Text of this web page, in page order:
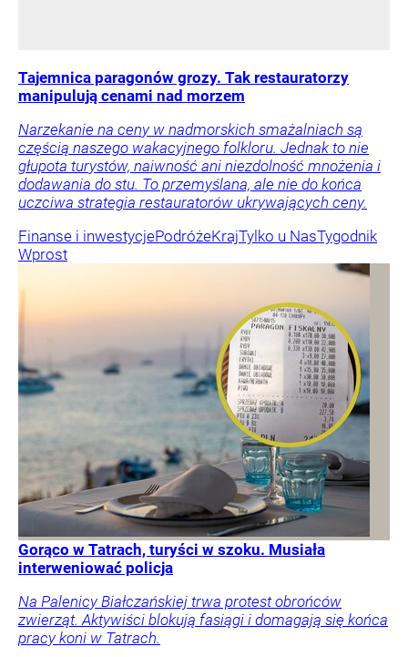
Tajemnica paragonów grozy. Tak restauratorzy
manipulują cenami nad morzem
Narzekanie na ceny w nadmorskich smażalniach są
częścią naszego wakacyjnego folkloru. Jednak to nie
głupota turystów, naiwność ani niezdolność mnożenia i
dodawania do stu. To przemyślana, ale nie do końca
uczciwa strategia restauratorów ukrywających ceny.
Finanse i inwestycjePodróżeKrajTylko u NasTygodnik
Wprost
Gorąco w Tatrach, turyści w szoku. Musiała
interweniować policja
Na Palenicy Białczańskiej trwa protest obrońców
zwierząt. Aktywiści blokują fasiągi i domagają się końca
pracy koni w Tatrach.